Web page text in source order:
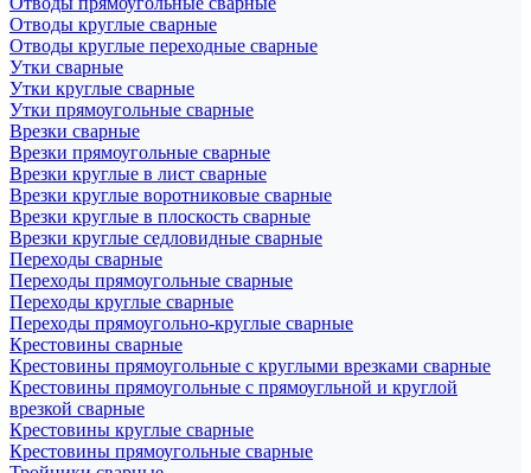
Отводы круглые сварные
Отводы круглые переходные сварные
Утки сварные
Утки круглые сварные
Утки прямоугольные сварные
Врезки сварные
Врезки прямоугольные сварные
Врезки круглые в лист сварные
Врезки круглые воротниковые сварные
Врезки круглые в плоскость сварные
Врезки круглые седловидные сварные
Переходы сварные
Переходы прямоугольные сварные
Переходы круглые сварные
Переходы прямоугольно-круглые сварные
Крестовины сварные
Крестовины прямоугольные с круглыми врезками сварные
Крестовины прямоугольные с прямоугльной и круглой
врезкой сварные
Крестовины круглые сварные
Крестовины прямоугольные сварные